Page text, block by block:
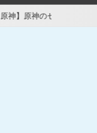
が強すぎる…スタレの売